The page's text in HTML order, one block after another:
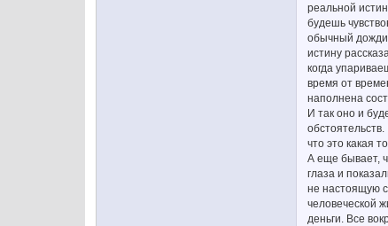
реальной
будешь
обычный
истину
когда
время от
наполнена
И так оно и
что это какая
А еще бывает,
глаза и
не настоящую
человеческой
деньги. Все